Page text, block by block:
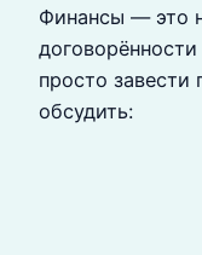
Финансы — это
просто
обсудить: